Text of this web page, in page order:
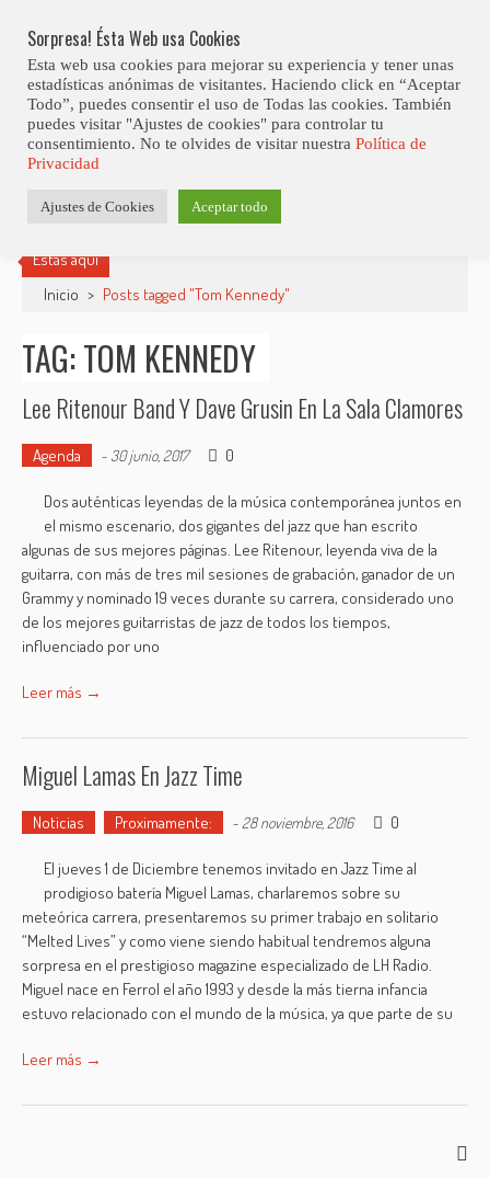
content
Club Contest.
Estás aquí
Inicio > Posts tagged "Tom Kennedy"
TAG: TOM KENNEDY
Lee Ritenour Band Y Dave Grusin En La Sala Clamores
Agenda - 30 junio, 2017 0
Dos auténticas leyendas de la música contemporánea juntos en
el mismo escenario, dos gigantes del jazz que han escrito
algunas de sus mejores páginas. Lee Ritenour, leyenda viva de la
guitarra, con más de tres mil sesiones de grabación, ganador de un
Grammy y nominado 19 veces durante su carrera, considerado uno
de los mejores guitarristas de jazz de todos los tiempos,
influenciado por uno
Leer más →
Miguel Lamas En Jazz Time
Noticias Proximamente: - 28 noviembre, 2016 0
El jueves 1 de Diciembre tenemos invitado en Jazz Time al
prodigioso batería Miguel Lamas, charlaremos sobre su
meteórica carrera, presentaremos su primer trabajo en solitario
“Melted Lives” y como viene siendo habitual tendremos alguna
sorpresa en el prestigioso magazine especializado de LH Radio.
Miguel nace en Ferrol el año 1993 y desde la más tierna infancia
estuvo relacionado con el mundo de la música, ya que parte de su
Leer más →
Sorpresa! Ésta Web usa Cookies
Esta web usa cookies para mejorar su experiencia y tener unas
estadísticas anónimas de visitantes. Haciendo click en “Aceptar
Todo”, puedes consentir el uso de Todas las cookies. También
puedes visitar "Ajustes de cookies" para controlar tu
consentimiento. No te olvides de visitar nuestra Política de
Privacidad
Ajustes de Cookies Aceptar todo